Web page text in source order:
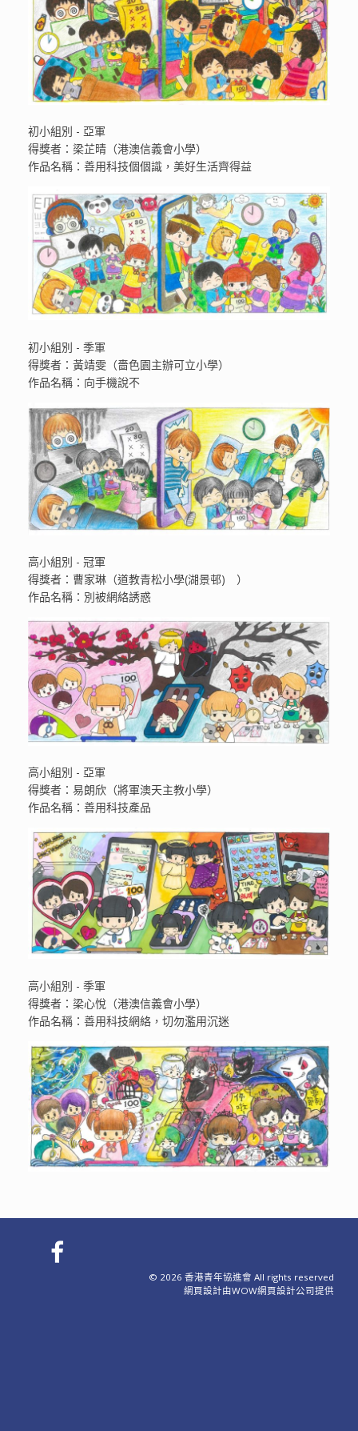
初小組別 - 亞軍
得獎者：梁芷晴（港澳信義會小學）
作品名稱：善用科技個個識，美好生活齊得益
初小組別 - 季軍
得獎者：黃靖雯（嗇色園主辦可立小學）
作品名稱：向手機說不
高小組別 - 冠軍
得獎者：曹家琳（道教青松小學(湖景邨) ）
作品名稱：別被網絡誘惑
高小組別 - 亞軍
得獎者：易朗欣（將軍澳天主教小學）
作品名稱：善用科技產品
高小組別 - 季軍
得獎者：梁心悅（港澳信義會小學）
作品名稱：善用科技網絡，切勿濫用沉迷
© 2026 香港青年協進會 All rights reserved
網頁設計由WOW網頁設計公司提供